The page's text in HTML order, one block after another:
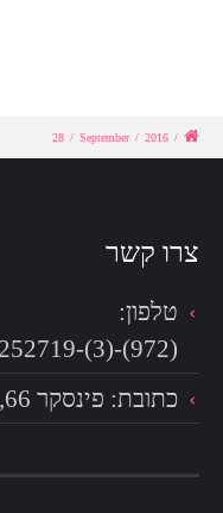
/
2016
/
September
/
28
צרו קשר
טלפון:
(972)-(3)-5252719
כתובת: פינסקר 66, תל אביב